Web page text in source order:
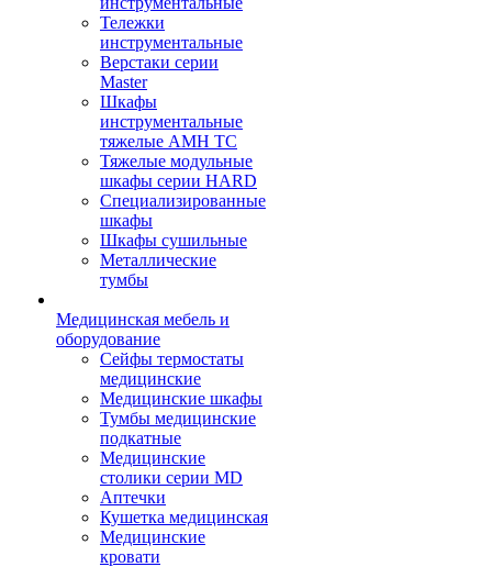
Тележки
инструментальные
Верстаки серии
Master
Шкафы
инструментальные
тяжелые AMH TC
Тяжелые модульные
шкафы серии HARD
Cпециализированные
шкафы
Шкафы сушильные
Металлические
тумбы
Медицинская мебель и
оборудование
Сейфы термостаты
медицинские
Медицинские шкафы
Тумбы медицинские
подкатные
Медицинские
столики серии MD
Аптечки
Кушетка медицинская
Медицинские
кровати